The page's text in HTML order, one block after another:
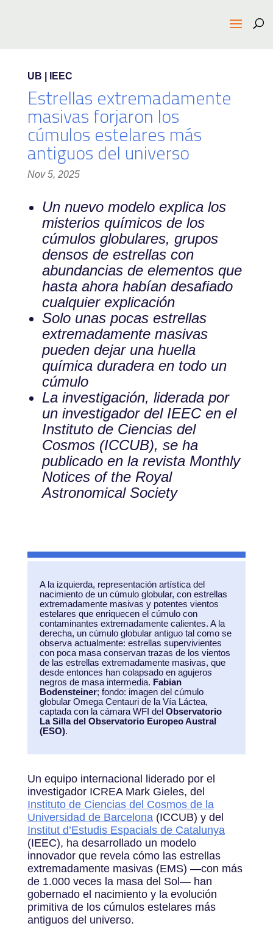
UB | IEEC
Estrellas extremadamente
masivas forjaron los
cúmulos estelares más
antiguos del universo
Nov 5, 2025
Un nuevo modelo explica los
misterios químicos de los
cúmulos globulares, grupos
densos de estrellas con
abundancias de elementos que
hasta ahora habían desafiado
cualquier explicación
Solo unas pocas estrellas
extremadamente masivas
pueden dejar una huella
química duradera en todo un
cúmulo
La investigación, liderada por
un investigador del IEEC en el
Instituto de Ciencias del
Cosmos (ICCUB), se ha
publicado en la revista Monthly
Notices of the Royal
Astronomical Society
A la izquierda, representación artística del
nacimiento de un cúmulo globular, con estrellas
extremadamente masivas y potentes vientos
estelares que enriquecen el cúmulo con
contaminantes extremadamente calientes. A la
derecha, un cúmulo globular antiguo tal como se
observa actualmente: estrellas supervivientes
con poca masa conservan trazas de los vientos
de las estrellas extremadamente masivas, que
desde entonces han colapsado en agujeros
negros de masa intermedia. Fabian
Bodensteiner; fondo: imagen del cúmulo
globular Omega Centauri de la Vía Láctea,
captada con la cámara WFI del Observatorio
La Silla del Observatorio Europeo Austral
(ESO).
Un equipo internacional liderado por el
investigador ICREA Mark Gieles, del
Instituto de Ciencias del Cosmos de la
Universidad de Barcelona(ICCUB) y del
Institut d’Estudis Espacials de Catalunya
(IEEC), ha desarrollado un modelo
innovador que revela cómo las estrellas
extremadamente masivas (EMS) —con más
de 1.000 veces la masa del Sol— han
gobernado el nacimiento y la evolución
primitiva de los cúmulos estelares más
antiguos del universo.